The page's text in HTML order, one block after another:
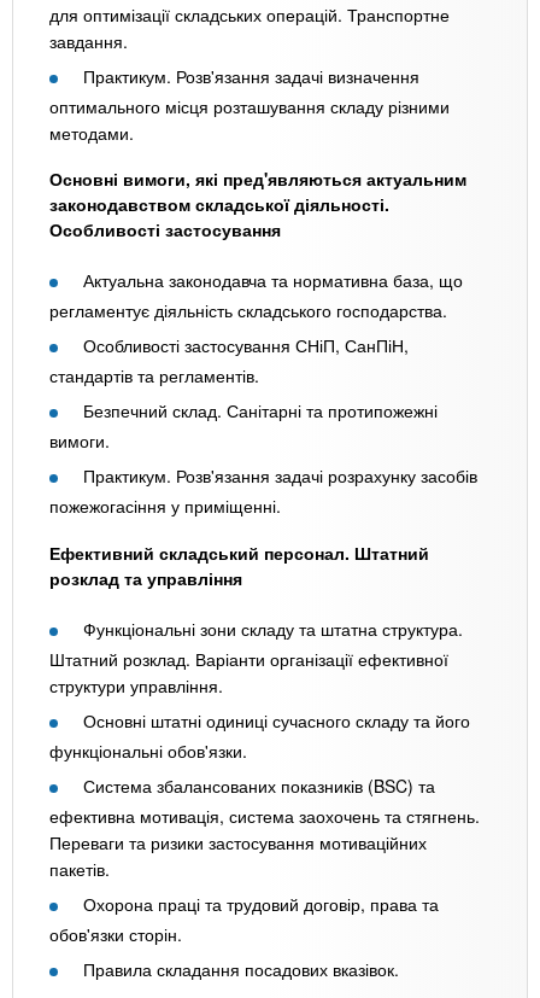
для оптимізації складських операцій. Транспортне
завдання.
Практикум. Розв'язання задачі визначення
оптимального місця розташування складу різними
методами.
Основні вимоги, які пред'являються актуальним
законодавством складської діяльності.
Особливості застосування
Актуальна законодавча та нормативна база, що
регламентує діяльність складського господарства.
Особливості застосування СНіП, СанПіН,
стандартів та регламентів.
Безпечний склад. Санітарні та протипожежні
вимоги.
Практикум. Розв'язання задачі розрахунку засобів
пожежогасіння у приміщенні.
Ефективний складський персонал. Штатний
розклад та управління
Функціональні зони складу та штатна структура.
Штатний розклад. Варіанти організації ефективної
структури управління.
Основні штатні одиниці сучасного складу та його
функціональні обов'язки.
Система збалансованих показників (BSC) та
ефективна мотивація, система заохочень та стягнень.
Переваги та ризики застосування мотиваційних
пакетів.
Охорона праці та трудовий договір, права та
обов'язки сторін.
Правила складання посадових вказівок.